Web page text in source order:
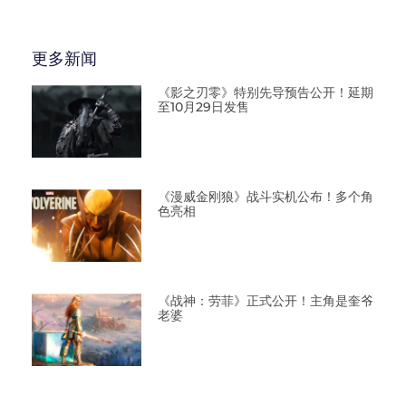
更多新闻
《影之刃零》特别先导预告公开！延期
至10月29日发售
《漫威金刚狼》战斗实机公布！多个角
色亮相
《战神：劳菲》正式公开！主角是奎爷
老婆